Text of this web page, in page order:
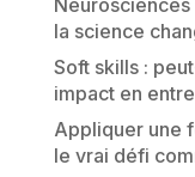
la science
Soft skills :
impact en
Appliquer une
le vrai défi